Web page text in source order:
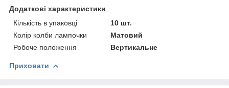
Додаткові характеристики
Кількість в упаковці
10 шт.
Колір колби лампочки
Матовий
Робоче положення
Вертикальне
Приховати